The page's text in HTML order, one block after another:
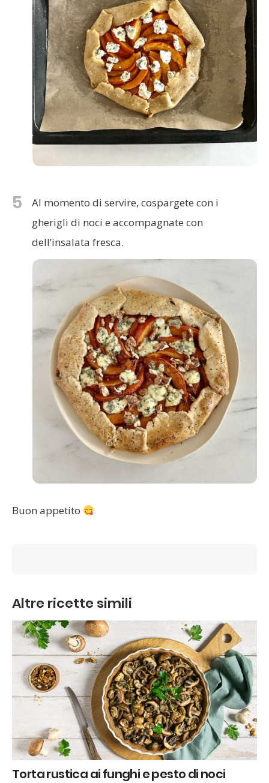
5
Al momento di servire, cospargete con i
gherigli di noci e accompagnate con
dell’insalata fresca.
Buon appetito
Altre ricette simili
Torta rustica ai funghi e pesto di noci